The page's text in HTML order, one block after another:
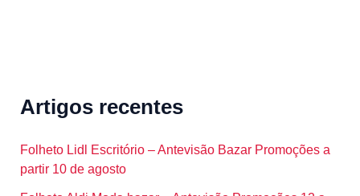
Artigos recentes
Folheto Lidl Escritório – Antevisão Bazar Promoções a
partir 10 de agosto